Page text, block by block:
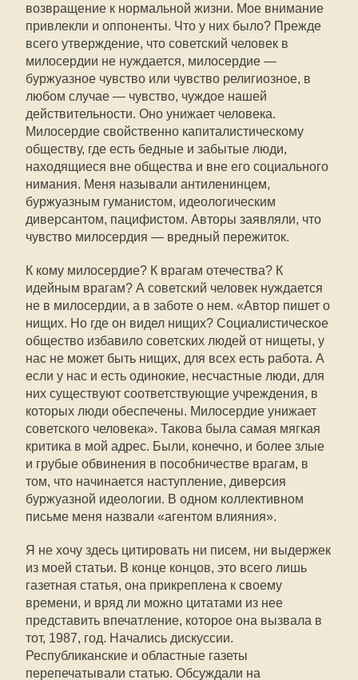
возвращение к нормальной жизни. Мое внимание
привлекли и оппоненты. Что у них было? Прежде
всего утверждение, что советский человек в
милосердии не нуждается, милосердие —
буржуазное чувство или чувство религиозное, в
любом случае — чувство, чуждое нашей
действительности. Оно унижает человека.
Милосердие свойственно капиталистическому
обществу, где есть бедные и забытые люди,
находящиеся вне общества и вне его социального
нимания. Меня называли антиленинцем,
буржуазным гуманистом, идеологическим
диверсантом, пацифистом. Авторы заявляли, что
чувство милосердия — вредный пережиток.
К кому милосердие? К врагам отечества? К
идейным врагам? А советский человек нуждается
не в милосердии, а в заботе о нем. «Автор пишет о
нищих. Но где он видел нищих? Социалистическое
общество избавило советских людей от нищеты, у
нас не может быть нищих, для всех есть работа. А
если у нас и есть одинокие, несчастные люди, для
них существуют соответствующие учреждения, в
которых люди обеспечены. Милосердие унижает
советского человека». Такова была самая мягкая
критика в мой адрес. Были, конечно, и более злые
и грубые обвинения в пособничестве врагам, в
том, что начинается наступление, диверсия
буржуазной идеологии. В одном коллективном
письме меня назвали «агентом влияния».
Я не хочу здесь цитировать ни писем, ни выдержек
из моей статьи. В конце концов, это всего лишь
газетная статья, она прикреплена к своему
времени, и вряд ли можно цитатами из нее
представить впечатление, которое она вызвала в
тот, 1987, год. Начались дискуссии.
Республиканские и областные газеты
перепечатывали статью. Обсуждали на